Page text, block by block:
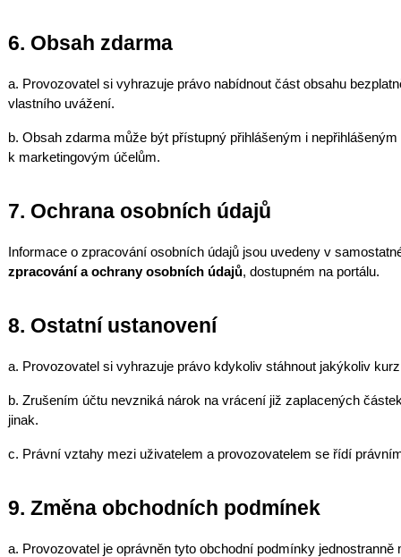
6. Obsah zdarma
a. Provozovatel si vyhrazuje právo nabídnout část obsahu
vlastního uvážení.
b. Obsah zdarma může být přístupný přihlášeným i
k marketingovým účelům.
7. Ochrana osobních údajů
Informace o zpracování osobních údajů jsou uvedeny v
zpracování a ochrany osobních údajů, dostupném na portálu.
8. Ostatní ustanovení
a. Provozovatel si vyhrazuje právo kdykoliv stáhnout jakýkoliv
b. Zrušením účtu nevzniká nárok na vrácení již zaplacených
jinak.
c. Právní vztahy mezi uživatelem a provozovatelem se řídí
9. Změna obchodních podmínek
a. Provozovatel je oprávněn tyto obchodní podmínky jednostranně